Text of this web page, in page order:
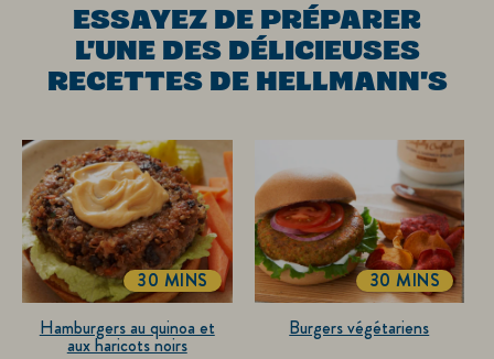
ESSAYEZ DE PRÉPARER
L'UNE DES DÉLICIEUSES
RECETTES DE HELLMANN'S
Hamburgers au quinoa et
aux haricots noirs
TOTALTIME
30 MINS
Burgers végétariens
TOTALTIME
30 MINS